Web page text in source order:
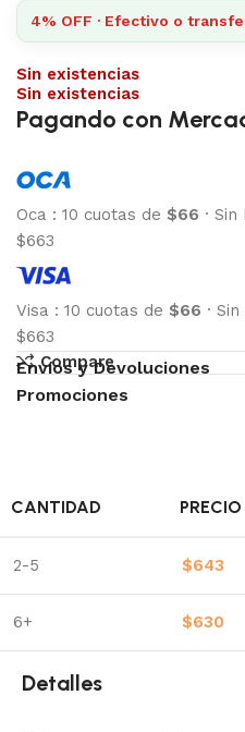
4% OFF · Efectivo o
Sin existencias
Sin existencias
Pagando con
Oca : 10 cuotas de $66 · Sin
$663
Visa : 10 cuotas de $66 · Sin
$663
Compare
Envíos y Devoluciones
Promociones
CANTIDAD PRECIO
2-5 $643
6+ $630
Detalles